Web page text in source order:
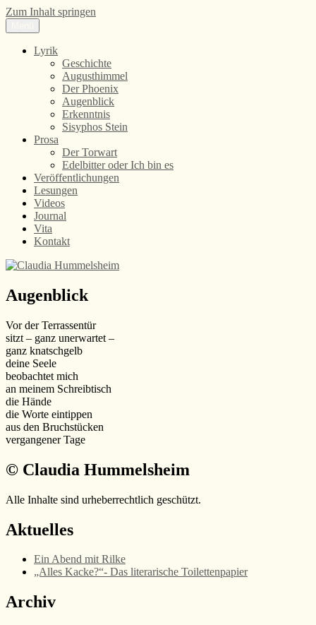
Zum Inhalt springen
Claudia Hummelsheim
Lyrik
Lyrik
Geschichte
Augusthimmel
Der Phoenix
Augenblick
Erkenntnis
Sisyphos Stein
Prosa
Der Torwart
Edelbitter oder Ich bin es
Veröffentlichungen
Lesungen
Videos
Journal
Vita
Kontakt
Augenblick
Vor der Terrassentür
sitzt – ganz unerwartet –
ganz knatschgelb
deine Seele
beobachtet mich
an meinem Schreibtisch
die Hände
die Worte eintippen
aus den Bruchstücken
vergangener Tage
© Claudia Hummelsheim
Alle Inhalte sind urheberrechtlich geschützt.
Aktuelles
Ein Abend mit Rilke
„Alles Kacke?“- Das literarische Toilettenpapier
Archiv